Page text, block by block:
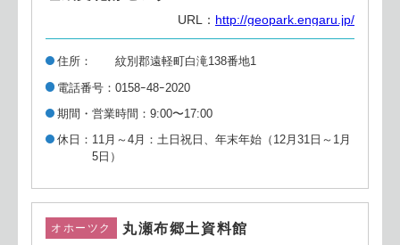
URL： http://geopark.engaru.jp/
住所
紋別郡遠軽町白滝138番地1
電話番号
0158ｰ48ｰ2020
期間・営業時間
9:00〜17:00
休日
11月～4月：土日祝日、年末年始（12月31日～1月
5日）
オホーツク 丸瀬布郷土資料館